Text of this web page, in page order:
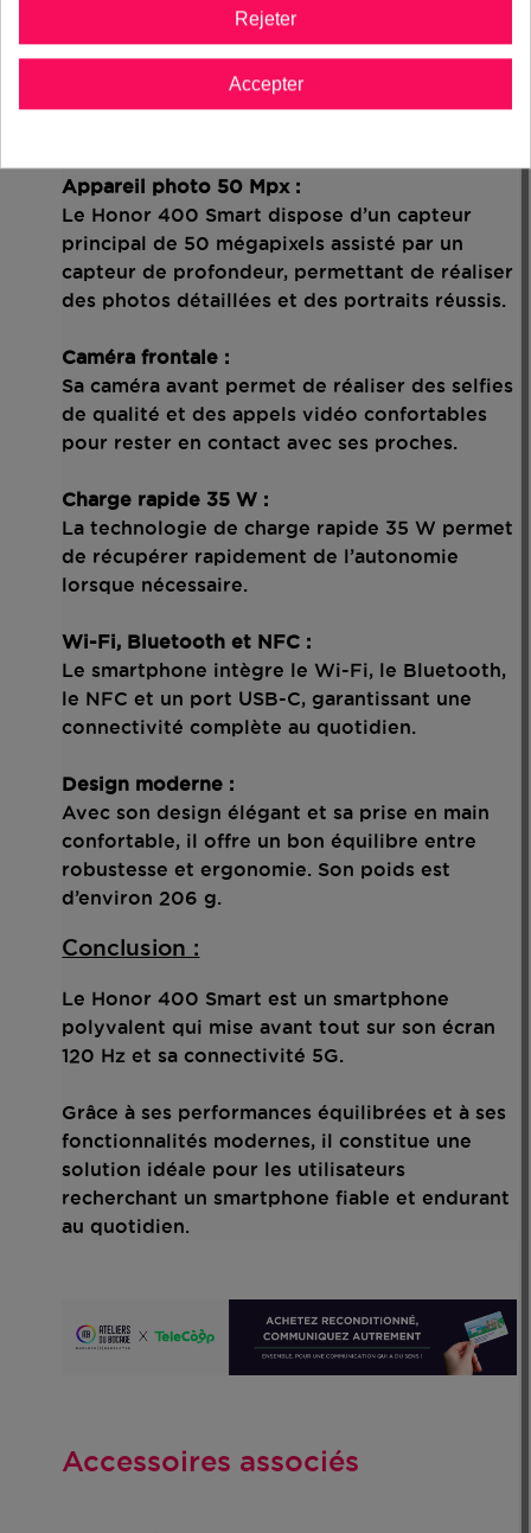
Le smartphone embarque un processeur
Qualcomm Snapdragon 6s Gen 3, offrant des
performances équilibrées pour les
applications du quotidien, le multitâche et le
Appareil photo 50 Mpx :
Le Honor 400 Smart dispose d’un capteur
principal de 50 mégapixels assisté par un
capteur de profondeur, permettant de réaliser
des photos détaillées et des portraits réussis.
Caméra frontale :
Sa caméra avant permet de réaliser des selfies
de qualité et des appels vidéo confortables
pour rester en contact avec ses proches.
Charge rapide 35 W :
La technologie de charge rapide 35 W permet
de récupérer rapidement de l’autonomie
lorsque nécessaire.
Wi-Fi, Bluetooth et NFC :
Le smartphone intègre le Wi-Fi, le Bluetooth,
le NFC et un port USB-C, garantissant une
connectivité complète au quotidien.
Design moderne :
Avec son design élégant et sa prise en main
confortable, il offre un bon équilibre entre
robustesse et ergonomie. Son poids est
d’environ 206 g.
Conclusion :
Le Honor 400 Smart est un smartphone
polyvalent qui mise avant tout sur son écran
120 Hz et sa connectivité 5G.
Grâce à ses performances équilibrées et à ses
fonctionnalités modernes, il constitue une
solution idéale pour les utilisateurs
recherchant un smartphone fiable et endurant
au quotidien.
Accessoires associés
Rejeter
Accepter